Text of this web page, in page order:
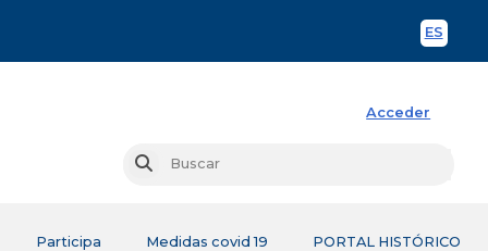
ES
Acceder
Buscar
Participa Medidas covid 19 PORTAL HISTÓRICO